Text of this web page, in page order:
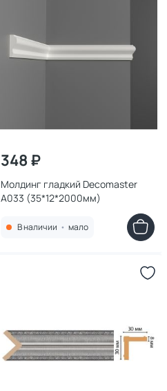
348 ₽
Молдинг гладкий Decomaster
A033 (35*12*2000мм)
В наличии • мало